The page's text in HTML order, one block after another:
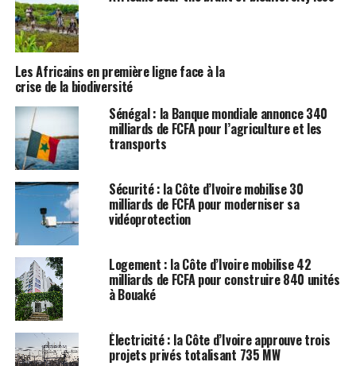
Les Africains en première ligne face à la
crise de la biodiversité
Sénégal : la Banque mondiale annonce 340
milliards de FCFA pour l’agriculture et les
transports
Sécurité : la Côte d’Ivoire mobilise 30
milliards de FCFA pour moderniser sa
vidéoprotection
Logement : la Côte d’Ivoire mobilise 42
milliards de FCFA pour construire 840 unités
à Bouaké
Électricité : la Côte d’Ivoire approuve trois
projets privés totalisant 735 MW